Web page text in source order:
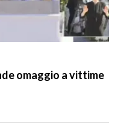
omaggio a vittime